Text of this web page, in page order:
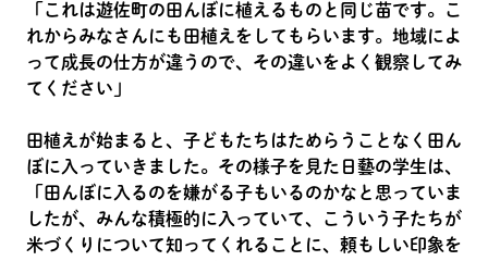
「これは遊佐町の田んぼに植えるものと同じ苗です。こ
れからみなさんにも田植えをしてもらいます。地域によ
って成長の仕方が違うので、その違いをよく観察してみ
てください」
田植えが始まると、子どもたちはためらうことなく田ん
ぼに入っていきました。その様子を見た日藝の学生は、
「田んぼに入るのを嫌がる子もいるのかなと思っていま
したが、みんな積極的に入っていて、こういう子たちが
米づくりについて知ってくれることに、頼もしい印象を